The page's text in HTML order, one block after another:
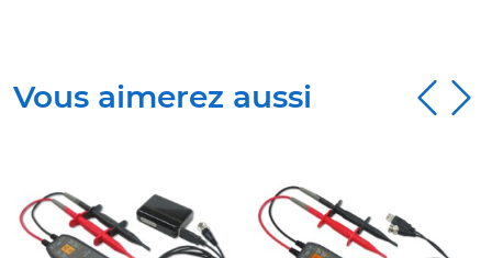
Vous aimerez aussi